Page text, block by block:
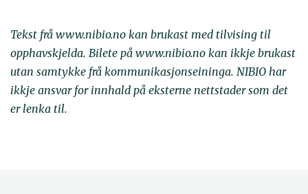
Tekst frå www.nibio.no kan brukast med tilvising til
opphavskjelda. Bilete på www.nibio.no kan ikkje brukast
utan samtykke frå kommunikasjonseininga. NIBIO har
ikkje ansvar for innhald på eksterne nettstader som det
er lenka til.